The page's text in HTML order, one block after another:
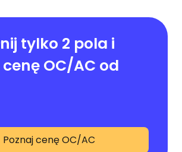
tylko 2 pola i
OC/AC od
Poznaj cenę OC/AC